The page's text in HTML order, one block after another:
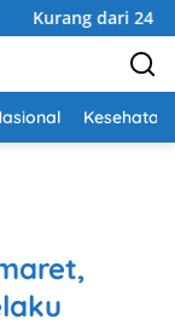
24 Jam, Tim
Kesehatan